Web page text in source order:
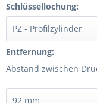
Schlüssellochung:
Entfernung:
Abstand zwischen